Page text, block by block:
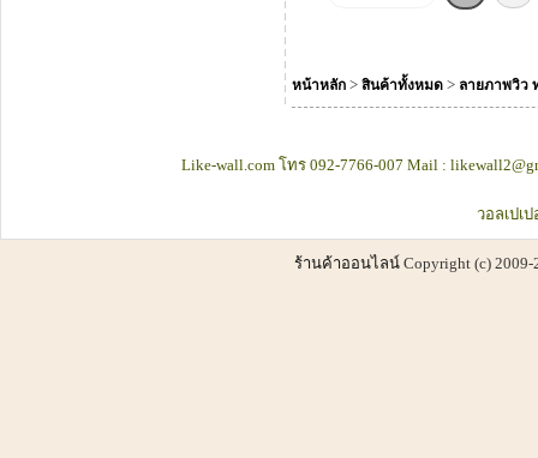
หน้าหลัก > สินค้าทั้งหมด > ลายภาพวิว
Like-wall.com โทร 092-7766-007 Mail :
วอลเปเ
ร้านค้าออนไลน์Copyright (c)